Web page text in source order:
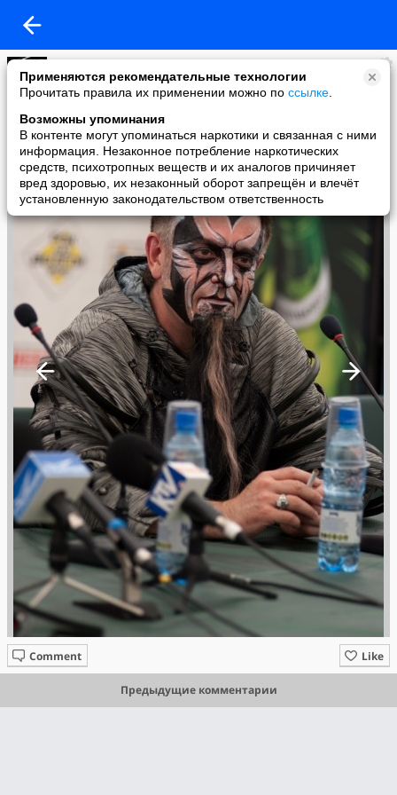
Применяются рекомендательные технологии
Прочитать правила их применении можно по ссылке
Возможны упоминания
В контенте могут упоминаться наркотики и связанная с ними
информация. Незаконное потребление наркотических
средств, психотропных веществ и их аналогов причиняет
вред здоровью, их незаконный оборот запрещён и влечёт
установленную законодательством ответственность
Lena V
added a photo
22 Jun в 01:06
Like
Comment
Предыдущие комментарии